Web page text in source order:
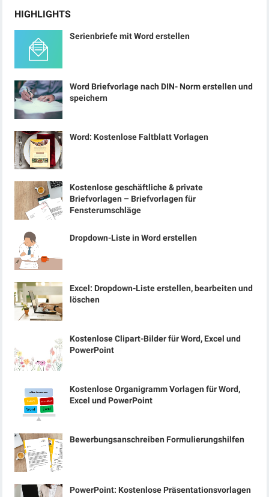
HIGHLIGHTS
Serienbriefe mit Word erstellen
Word Briefvorlage nach DIN- Norm erstellen und
speichern
Word: Kostenlose Faltblatt Vorlagen
Kostenlose geschäftliche & private
Briefvorlagen – Briefvorlagen für
Fensterumschläge
Dropdown-Liste in Word erstellen
Excel: Dropdown-Liste erstellen, bearbeiten und
löschen
Kostenlose Clipart-Bilder für Word, Excel und
PowerPoint
Kostenlose Organigramm Vorlagen für Word,
Excel und PowerPoint
Bewerbungsanschreiben Formulierungshilfen
PowerPoint: Kostenlose Präsentationsvorlagen